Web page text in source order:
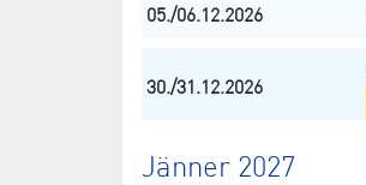
05./06.12.2026
30./31.12.2026
Jänner 2027